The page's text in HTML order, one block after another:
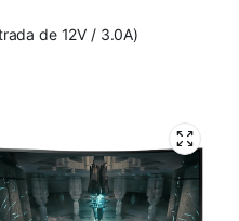
de 12V / 3.0A)